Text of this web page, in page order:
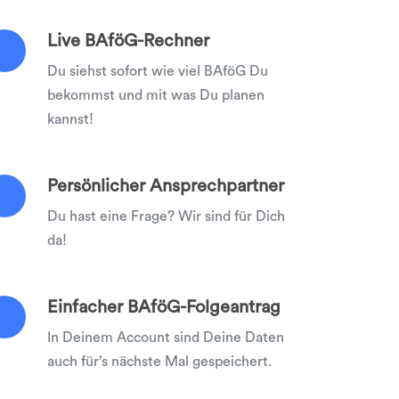
Live BAföG-Rechner
Du siehst sofort wie viel BAföG Du
bekommst und mit was Du planen
kannst!
Persönlicher Ansprechpartner
Du hast eine Frage? Wir sind für Dich
da!
Einfacher BAföG-Folgeantrag
In Deinem Account sind Deine Daten
auch für’s nächste Mal gespeichert.